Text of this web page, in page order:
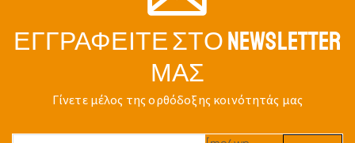
ΕΓΓΡΑΦΕΊΤΕ ΣΤΟ NEWSLETTER
ΜΑΣ
Γίνετε μέλος της ορθόδοξης κοινότητάς μας